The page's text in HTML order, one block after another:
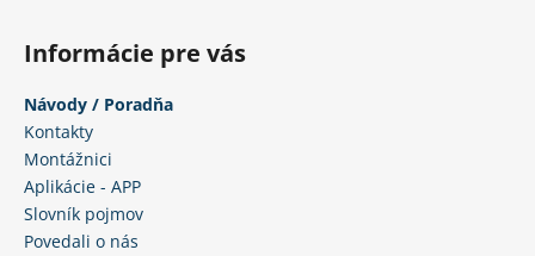
Informácie pre vás
Návody / Poradňa
Kontakty
Montážnici
Aplikácie - APP
Slovník pojmov
Povedali o nás